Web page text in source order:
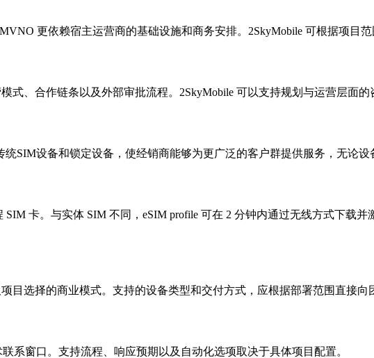
更依赖宿主运营商的基础设施和商务安排。2SkyMobile 可根据项目
式、合作链条以及外部审批流程。2SkyMobile 可以支持规划与运营层面的
SIM设备和锁定设备，使经销商能够为更广泛的客户群提供服务，无论设
卡。与实体 SIM 不同，eSIM profile 可在 2 分钟内通过无线方式下载
目选择的商业模式。支持的设备类型和交付方式，应根据部署范围直接向
系窗口。支持流程、响应预期以及自动化选项取决于具体项目配置。